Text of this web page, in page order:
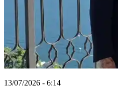
13/07/2026 - 6:14